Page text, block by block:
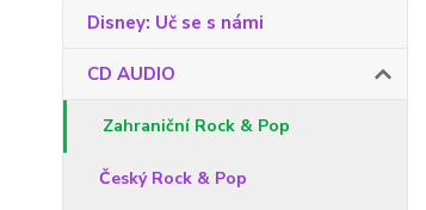
Disney: Uč se s námi
CD AUDIO
Zahraniční Rock & Pop
Český Rock & Pop